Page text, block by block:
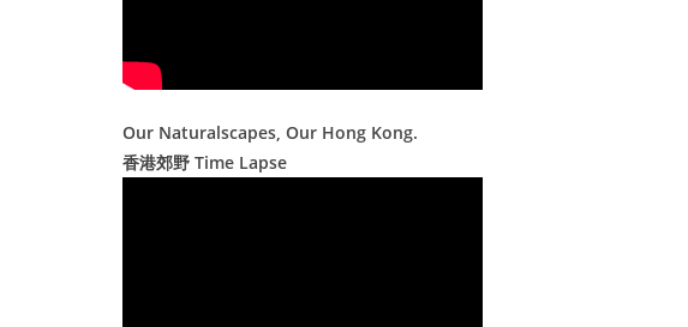
Our Naturalscapes, Our Hong Kong.
香港郊野 Time Lapse